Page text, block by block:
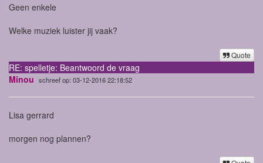
Geen enkele
Welke muziek luister jij vaak?
Quote
RE: spelletje: Beantwoord de vraag
Minou schreef op: 03-12-2016 22:18:52
Lisa gerrard
morgen nog plannen?